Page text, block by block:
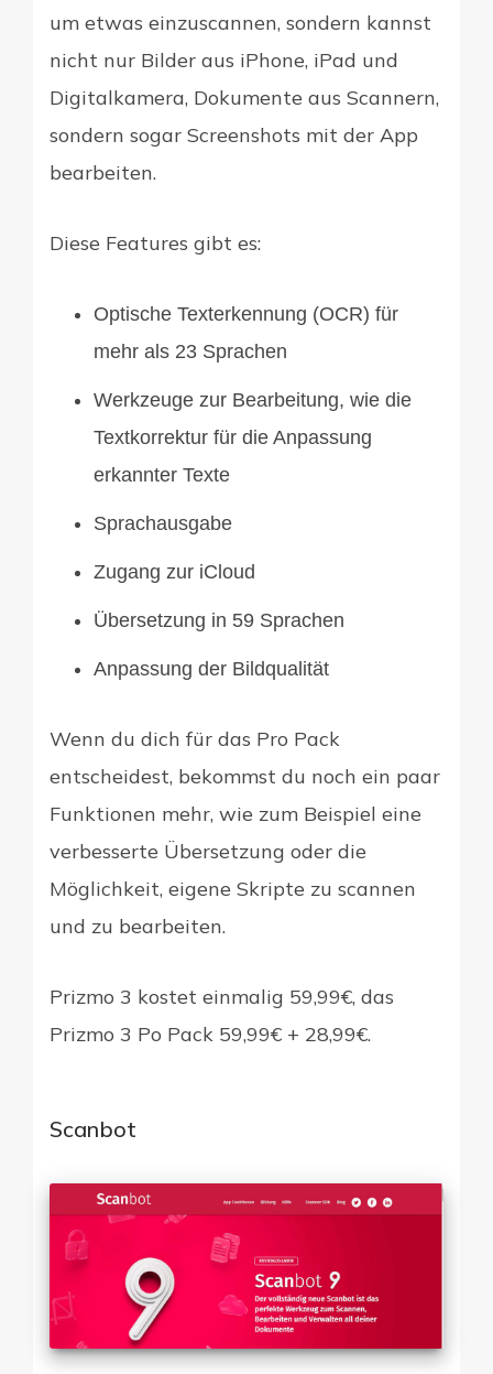
um etwas einzuscannen, sondern kannst
nicht nur Bilder aus iPhone, iPad und
Digitalkamera, Dokumente aus Scannern,
sondern sogar Screenshots mit der App
bearbeiten.
Diese Features gibt es:
Optische Texterkennung (OCR) für
mehr als 23 Sprachen
Werkzeuge zur Bearbeitung, wie die
Textkorrektur für die Anpassung
erkannter Texte
Sprachausgabe
Zugang zur iCloud
Übersetzung in 59 Sprachen
Anpassung der Bildqualität
Wenn du dich für das Pro Pack
entscheidest, bekommst du noch ein paar
Funktionen mehr, wie zum Beispiel eine
verbesserte Übersetzung oder die
Möglichkeit, eigene Skripte zu scannen
und zu bearbeiten.
Prizmo 3 kostet einmalig 59,99€, das
Prizmo 3 Po Pack 59,99€ + 28,99€.
Scanbot